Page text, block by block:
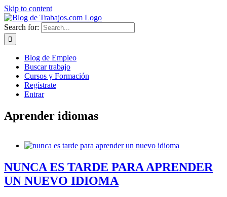
Skip to content
Search for:
Blog de Empleo
Buscar trabajo
Cursos y Formación
Regístrate
Entrar
Aprender idiomas
NUNCA ES TARDE PARA APRENDER
UN NUEVO IDIOMA